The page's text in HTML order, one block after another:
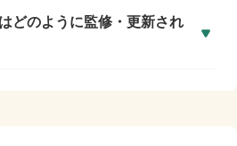
どのように監修・更新され